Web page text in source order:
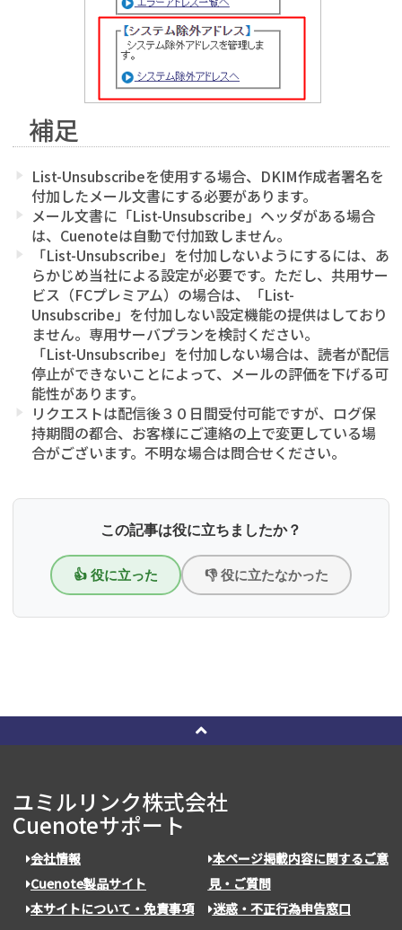
補足
List-Unsubscribeを使用する場合、DKIM作成者署名を
付加したメール文書にする必要があります。
メール文書に「List-Unsubscribe」ヘッダがある場合
は、Cuenoteは自動で付加致しません。
「List-Unsubscribe」を付加しないようにするには、あ
らかじめ当社による設定が必要です。ただし、共用サー
ビス（FCプレミアム）の場合は、「List-
Unsubscribe」を付加しない設定機能の提供はしており
ません。専用サーバプランを検討ください。
「List-Unsubscribe」を付加しない場合は、読者が配信
停止ができないことによって、メールの評価を下げる可
能性があります。
リクエストは配信後３０日間受付可能ですが、ログ保
持期間の都合、お客様にご連絡の上で変更している場
合がございます。不明な場合は問合せください。
この記事は役に立ちましたか？
👍 役に立った 👎 役に立たなかった
ユミルリンク株式会社
Cuenoteサポート
会社情報
Cuenote製品サイト
本サイトについて・免責事項
本ページ掲載内容に関するご意
見・ご質問
迷惑・不正行為申告窓口